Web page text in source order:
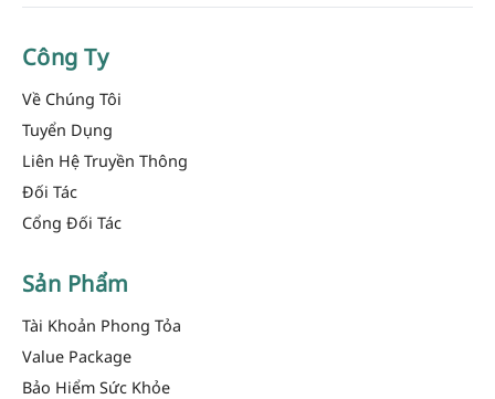
Công Ty
Về Chúng Tôi
Tuyển Dụng
Liên Hệ Truyền Thông
Đối Tác
Cổng Đối Tác
Sản Phẩm
Tài Khoản Phong Tỏa
Value Package
Bảo Hiểm Sức Khỏe